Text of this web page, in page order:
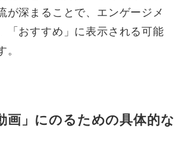
が深まることで、エンゲージメ
「おすすめ」に表示される可能
。
画」にのるための具体的な